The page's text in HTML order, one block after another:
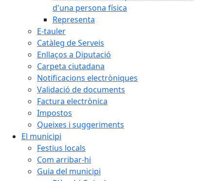
d'una persona física
Representa
E-tauler
Catàleg de Serveis
Enllaços a Diputació
Carpeta ciutadana
Notificacions electròniques
Validació de documents
Factura electrònica
Impostos
Queixes i suggeriments
El municipi
Festius locals
Com arribar-hi
Guia del municipi